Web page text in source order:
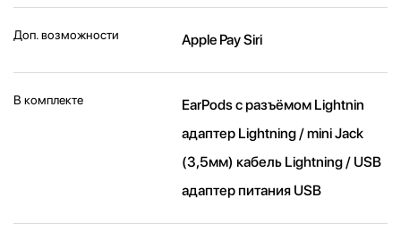
Доп. возможности Apple Pay Siri
В комплекте
EarPods с разъёмом Lightnin
адаптер Lightning / mini Jack
(3,5мм) кабель Lightning / USB
адаптер питания USB